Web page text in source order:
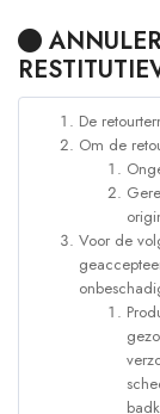
De
Om de
Voor de